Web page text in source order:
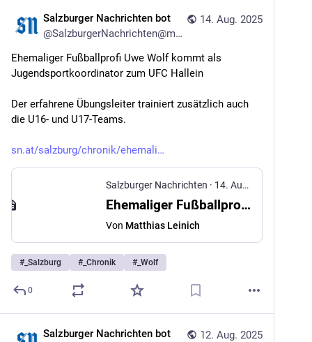
14. Aug. 2025
Salzburger Nachrichten bot
@SalzburgerNachrichten@mstdn.social
Ehemaliger Fußballprofi Uwe Wolf kommt als
Jugendsportkoordinator zum UFC Hallein
Der erfahrene Übungsleiter trainiert zusätzlich auch
die U16- und U17-Teams.
sn.at/salzburg/chronik/ehemali
Salzburger Nachrichten · 14. Aug. 2025
Ehemaliger Fußballprofi Uwe Wolf kommt als Jugendsportkoordinator zum UFC Hallein
Von Matthias Leinich
# _Salzburg # _Chronik # _Wolf
0
12. Aug. 2025
Salzburger Nachrichten bot